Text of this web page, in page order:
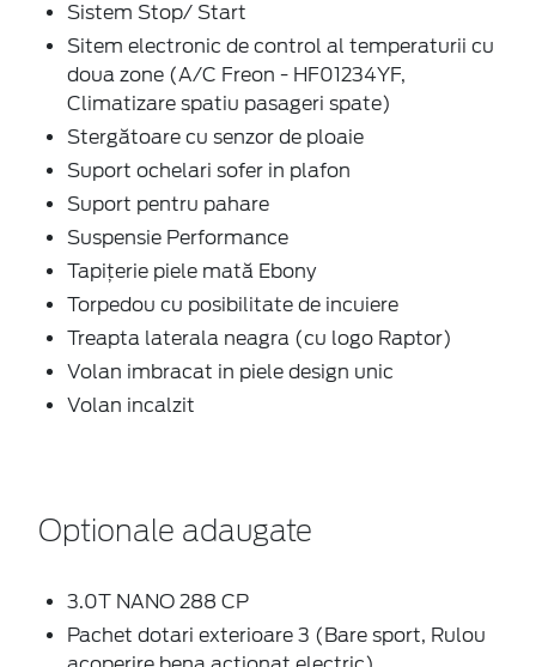
Sistem Stop/ Start
Sitem electronic de control al temperaturii cu
doua zone (A/C Freon - HF01234YF,
Climatizare spatiu pasageri spate)
Stergătoare cu senzor de ploaie
Suport ochelari sofer in plafon
Suport pentru pahare
Suspensie Performance
Tapițerie piele mată Ebony
Torpedou cu posibilitate de incuiere
Treapta laterala neagra (cu logo Raptor)
Volan imbracat in piele design unic
Volan incalzit
Optionale adaugate
3.0T NANO 288 CP
Pachet dotari exterioare 3 (Bare sport, Rulou